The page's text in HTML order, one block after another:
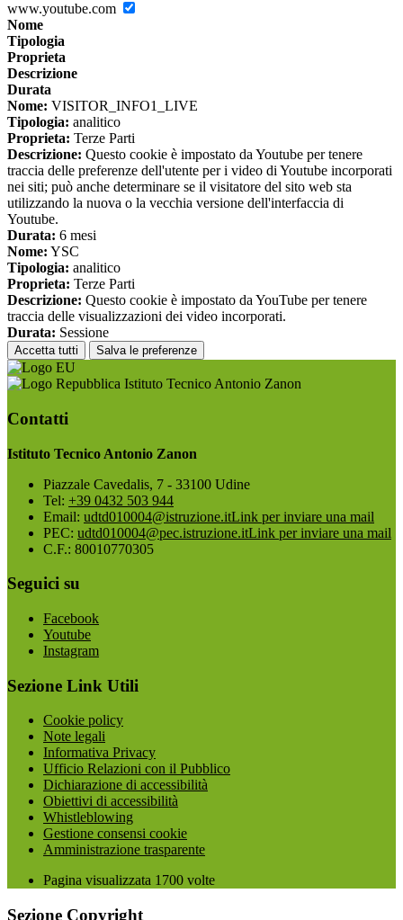
www.youtube.com
Nome
Tipologia
Proprieta
Descrizione
Durata
Nome: VISITOR_INFO1_LIVE
Tipologia: analitico
Proprieta: Terze Parti
Descrizione: Questo cookie è impostato da Youtube per tenere
traccia delle preferenze dell'utente per i video di Youtube incorporati
nei siti; può anche determinare se il visitatore del sito web sta
utilizzando la nuova o la vecchia versione dell'interfaccia di
Youtube.
Durata: 6 mesi
Nome: YSC
Tipologia: analitico
Proprieta: Terze Parti
Descrizione: Questo cookie è impostato da YouTube per tenere
traccia delle visualizzazioni dei video incorporati.
Durata: Sessione
Accetta tutti Salva le preferenze
Istituto Tecnico Antonio Zanon
Contatti
Istituto Tecnico Antonio Zanon
Piazzale Cavedalis, 7 - 33100 Udine
Tel: +39 0432 503 944
Email: udtd010004@istruzione.itLink per inviare una mail
PEC: udtd010004@pec.istruzione.itLink per inviare una mail
C.F.: 80010770305
Seguici su
Facebook
Youtube
Instagram
Sezione Link Utili
Cookie policy
Note legali
Informativa Privacy
Ufficio Relazioni con il Pubblico
Dichiarazione di accessibilità
Obiettivi di accessibilità
Whistleblowing
Gestione consensi cookie
Amministrazione trasparente
Pagina visualizzata 1700 volte
Sezione Copyright